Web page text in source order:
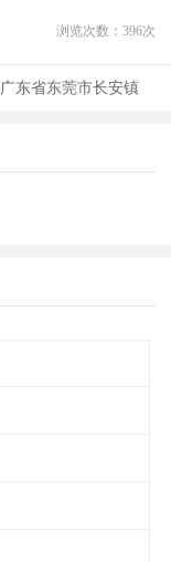
浏览次数： 396次
广东省东莞市长安镇